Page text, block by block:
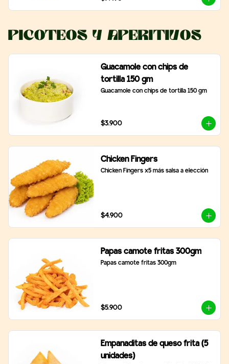
Picoteos y Aperitivos
Guacamole con chips de
tortilla 150 gm
Guacamole con chips de tortilla 150 gm
$3.900
Chicken Fingers
Chicken Fingers x5 más salsa a elección
$4.900
Papas camote fritas 300gm
Papas camote fritas 300gm
$5.900
Empanaditas de queso frita (5
unidades)